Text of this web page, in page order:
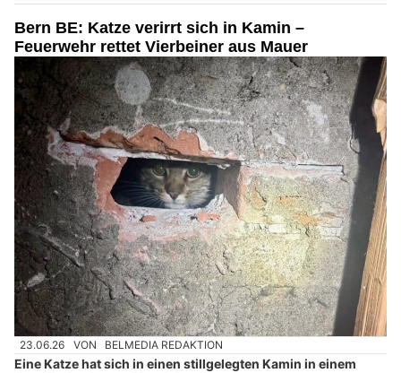
Bern BE: Katze verirrt sich in Kamin –
Feuerwehr rettet Vierbeiner aus Mauer
23.06.26 VON BELMEDIA REDAKTION
Eine Katze hat sich in einen stillgelegten Kamin in einem